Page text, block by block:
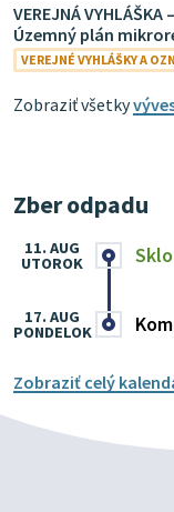
VEREJNÁ
Územný plán
VEREJNÉ VYHLÁŠKY A
Zobraziť všetky
Zber odpadu
Sklo
11. AUG
UTOROK
17. AUG
PONDELOK
Zobraziť celý